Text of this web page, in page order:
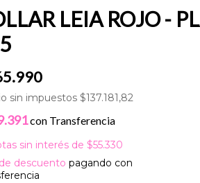
LEIA ROJO -
sin impuestos $137.181,82
con Transferencia
sin interés de $55.330
descuento pagando con